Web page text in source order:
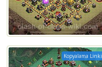
Kopyalama Linki